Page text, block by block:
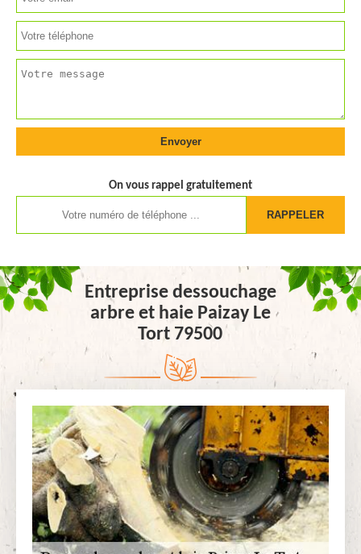
On vous rappel gratuitement
Entreprise dessouchage
arbre et haie Paizay Le
Tort 79500